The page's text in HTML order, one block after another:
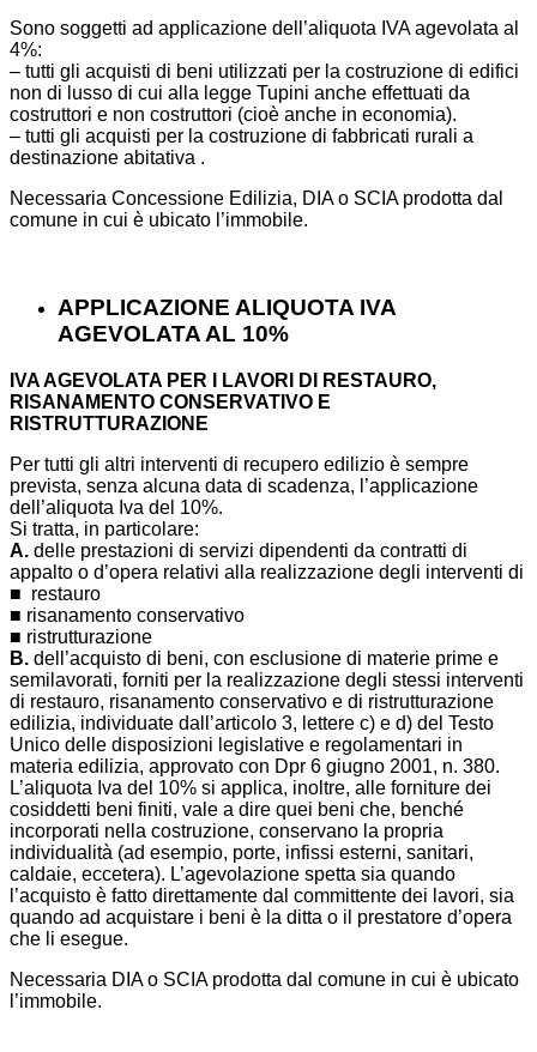
Sono soggetti ad applicazione dell’aliquota IVA agevolata al
4%:
– tutti gli acquisti di beni utilizzati per la costruzione di edifici
non di lusso di cui alla legge Tupini anche effettuati da
costruttori e non costruttori (cioè anche in economia).
– tutti gli acquisti per la costruzione di fabbricati rurali a
destinazione abitativa .
Necessaria Concessione Edilizia, DIA o SCIA prodotta dal
comune in cui è ubicato l’immobile.
APPLICAZIONE ALIQUOTA IVA
AGEVOLATA AL 10%
IVA AGEVOLATA PER I LAVORI DI RESTAURO,
RISANAMENTO CONSERVATIVO E
RISTRUTTURAZIONE
Per tutti gli altri interventi di recupero edilizio è sempre
prevista, senza alcuna data di scadenza, l’applicazione
dell’aliquota Iva del 10%.
Si tratta, in particolare:
A. delle prestazioni di servizi dipendenti da contratti di
appalto o d’opera relativi alla realizzazione degli interventi di
■ restauro
■ risanamento conservativo
■ ristrutturazione
B. dell’acquisto di beni, con esclusione di materie prime e
semilavorati, forniti per la realizzazione degli stessi interventi
di restauro, risanamento conservativo e di ristrutturazione
edilizia, individuate dall’articolo 3, lettere c) e d) del Testo
Unico delle disposizioni legislative e regolamentari in
materia edilizia, approvato con Dpr 6 giugno 2001, n. 380.
L’aliquota Iva del 10% si applica, inoltre, alle forniture dei
cosiddetti beni finiti, vale a dire quei beni che, benché
incorporati nella costruzione, conservano la propria
individualità (ad esempio, porte, infissi esterni, sanitari,
caldaie, eccetera). L’agevolazione spetta sia quando
l’acquisto è fatto direttamente dal committente dei lavori, sia
quando ad acquistare i beni è la ditta o il prestatore d’opera
che li esegue.
Necessaria DIA o SCIA prodotta dal comune in cui è ubicato
l’immobile.